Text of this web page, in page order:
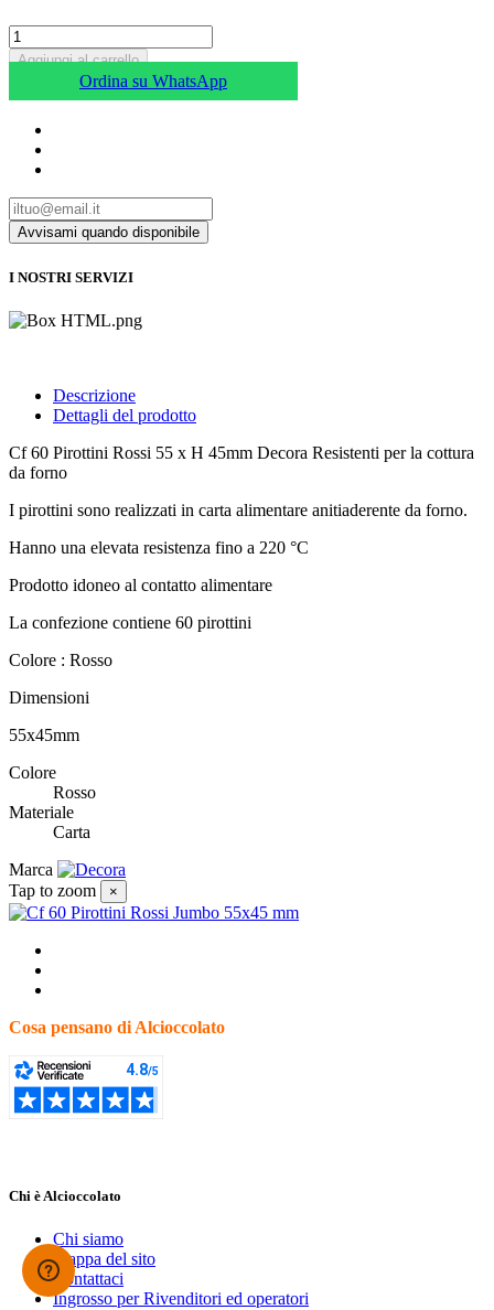
Aggiungi al carrello
Ordina su WhatsApp
I NOSTRI SERVIZI
Descrizione
Dettagli del prodotto
Cf 60 Pirottini Rossi 55 x H 45mm Decora Resistenti per la cottura
da forno
I pirottini sono realizzati in carta alimentare anitiaderente da forno.
Hanno una elevata resistenza fino a 220 °C
Prodotto idoneo al contatto alimentare
La confezione contiene 60 pirottini
Colore : Rosso
Dimensioni
55x45mm
Colore
Rosso
Materiale
Carta
Marca
Tap to zoom
×
Cosa pensano di Alcioccolato
Chi è Alcioccolato
Chi siamo
Mappa del sito
Contattaci
Ingrosso per Rivenditori ed operatori